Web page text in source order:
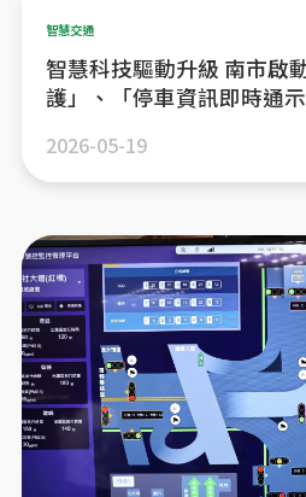
智慧科技驅動升級 南市啟
護」、「停車資訊即時通
智慧交通
2026-05-19